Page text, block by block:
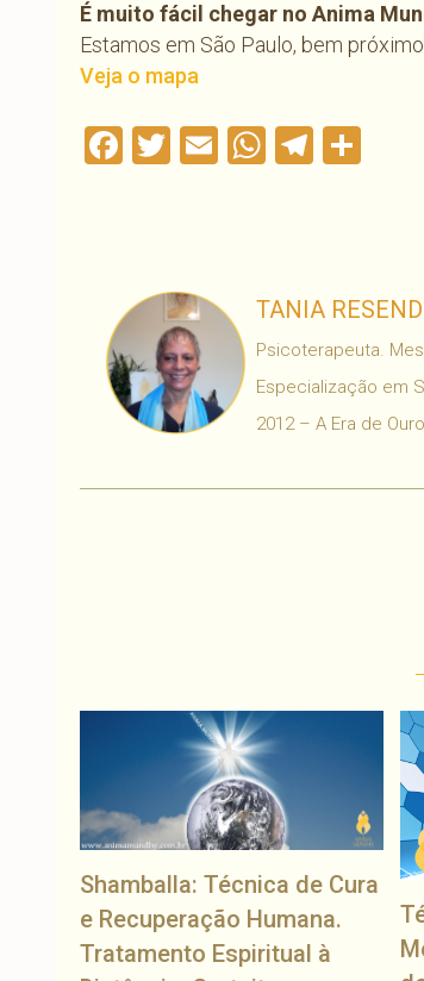
É muito fácil chegar no Anima
Estamos em São Paulo, bem
Veja o mapa
Facebook
Twitter
EmailWhatsApp
TANIA
Psicoterapeuta.
Especialização em
2012 – A Era de
Shamballa: Técnica de Cura
e Recuperação Humana.
Tratamento Espiritual à